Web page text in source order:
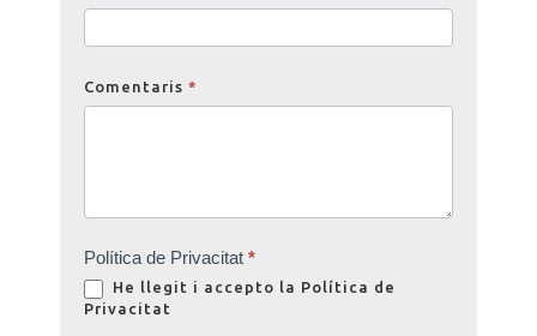
Comentaris *
Política de Privacitat *
He llegit i accepto la Política de
Privacitat